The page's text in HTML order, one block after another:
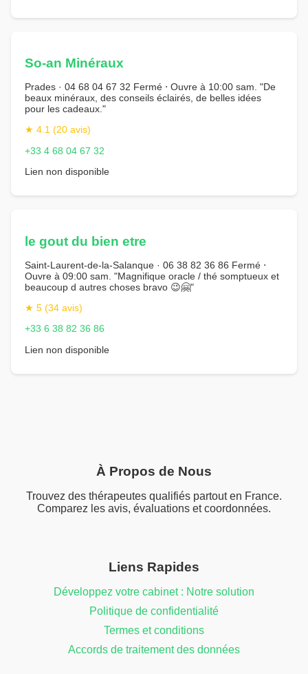
So-an Minéraux
Prades · 04 68 04 67 32 Fermé ⋅ Ouvre à 10:00 sam. "De
beaux minéraux, des conseils éclairés, de belles idées
pour les cadeaux."
★ 4.1 (20 avis)
+33 4 68 04 67 32
Lien non disponible
le gout du bien etre
Saint-Laurent-de-la-Salanque · 06 38 82 36 86 Fermé ⋅
Ouvre à 09:00 sam. "Magnifique oracle / thé somptueux et
beaucoup d autres choses bravo 😉🤗"
★ 5 (34 avis)
+33 6 38 82 36 86
Lien non disponible
À Propos de Nous
Trouvez des thérapeutes qualifiés partout en France.
Comparez les avis, évaluations et coordonnées.
Liens Rapides
Développez votre cabinet : Notre solution
Politique de confidentialité
Termes et conditions
Accords de traitement des données